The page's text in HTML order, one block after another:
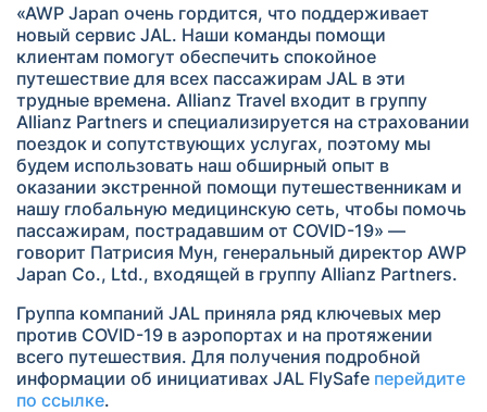
«AWP Japan очень гордится, что поддерживает
новый сервис JAL. Наши команды помощи
клиентам помогут обеспечить спокойное
путешествие для всех пассажирам JAL в эти
трудные времена. Allianz Travel входит в группу
Allianz Partners и специализируется на страховании
поездок и сопутствующих услугах, поэтому мы
будем использовать наш обширный опыт в
оказании экстренной помощи путешественникам и
нашу глобальную медицинскую сеть, чтобы помочь
пассажирам, пострадавшим от COVID-19» —
говорит Патрисия Мун, генеральный директор AWP
Japan Co., Ltd., входящей в группу Allianz Partners.
Группа компаний JAL приняла ряд ключевых мер
против COVID-19 в аэропортах и на протяжении
всего путешествия. Для получения подробной
информации об инициативах JAL FlySafe перейдите
по ссылке.